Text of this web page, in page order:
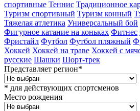
спортивные Теннис Традиционное
Туризм cпортивный Туризм конный
Тяжелая атлетика Универсальный бой
Фигурное катание на коньках Фитнес
Фристайл Футбол Футбол пляжный
Хоккей Хоккей на траве Хоккей с
русские Шашки Шорт-трек
Представляет регион*
* для действующих спортсменов
Место рождения